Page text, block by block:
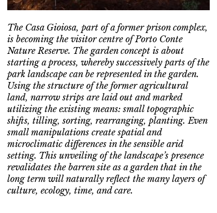
The Casa Gioiosa, part of a former prison complex,
is becoming the visitor centre of Porto Conte
Nature Reserve. The garden concept is about
starting a process, whereby successively parts of the
park landscape can be represented in the garden.
Using the structure of the former agricultural
land, narrow strips are laid out and marked
utilizing the existing means: small topographic
shifts, tilling, sorting, rearranging, planting. Even
small manipulations create spatial and
microclimatic differences in the sensible arid
setting. This unveiling of the landscape’s presence
revalidates the barren site as a garden that in the
long term will naturally reflect the many layers of
culture, ecology, time, and care.